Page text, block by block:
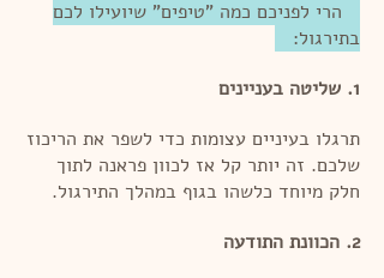
הרי לפניכם כמה "טיפים" שיועילו לכם
בתירגול:
1. שליטה בעניינים
תרגלו בעיניים עצומות כדי לשפר את הריכוז
שלכם. זה יותר קל אז לכוון פראנה לתוך
חלק מיוחד כלשהו בגוף במהלך התירגול.
2. הכוונת התודעה